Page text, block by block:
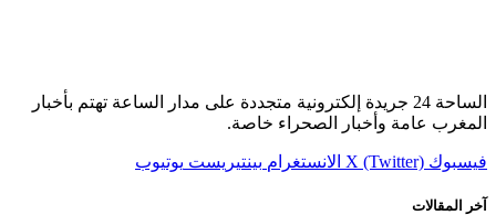
الساحة 24 جريدة إلكترونية متجددة على مدار الساعة تهتم بأخبار
المغرب عامة وأخبار الصحراء خاصة.
فيسبوك X (Twitter) الانستغرام بينتيريست يوتيوب
آخر المقالات